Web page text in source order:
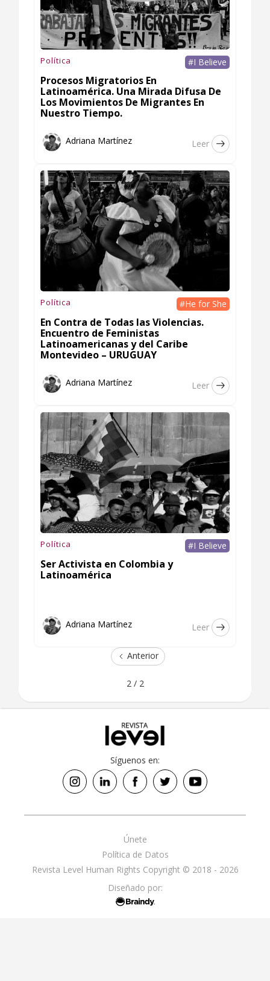
Política #I Believe
Procesos Migratorios En
Latinoamérica. Una Mirada Difusa De
Los Movimientos De Migrantes En
Nuestro Tiempo.
Adriana Martínez Leer
Política #He for She
En Contra de Todas las Violencias.
Encuentro de Feministas
Latinoamericanas y del Caribe
Montevideo – URUGUAY
Adriana Martínez Leer
Política #I Believe
Ser Activista en Colombia y
Latinoamérica
Adriana Martínez Leer
Anterior
2 / 2
Síguenos en:
Revista Level Human Rights Copyright © 2018 - 2026
Política de Datos
Únete
Diseñado por: